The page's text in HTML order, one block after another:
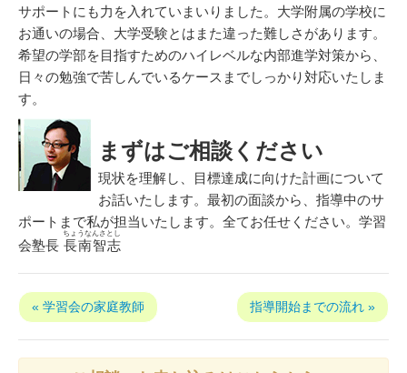
サポートにも力を入れていまいりました。大学附属の学校に
お通いの場合、大学受験とはまた違った難しさがあります。
希望の学部を目指すためのハイレベルな内部進学対策から、
日々の勉強で苦しんでいるケースまでしっかり対応いたしま
す。
まずはご相談ください
現状を理解し、目標達成に向けた計画について
お話いたします。最初の面談から、指導中のサ
ポートまで私が担当いたします。全てお任せください。学習
会塾長 長南智志
ちょうなんさとし
« 学習会の家庭教師 指導開始までの流れ »